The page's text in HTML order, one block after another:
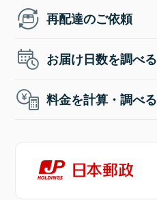
再配達のご依頼
お届け日数を調べる
料金を計算・調べる